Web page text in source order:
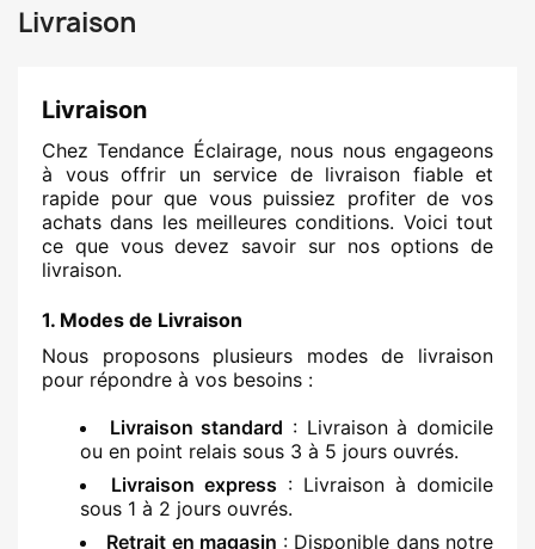
Livraison
Livraison
Chez Tendance Éclairage, nous nous engageons
à vous offrir un service de livraison fiable et
rapide pour que vous puissiez profiter de vos
achats dans les meilleures conditions. Voici tout
ce que vous devez savoir sur nos options de
livraison.
1. Modes de Livraison
Nous proposons plusieurs modes de livraison
pour répondre à vos besoins :
Livraison standard : Livraison à domicile
ou en point relais sous 3 à 5 jours ouvrés.
Livraison express : Livraison à domicile
sous 1 à 2 jours ouvrés.
Retrait en magasin : Disponible dans notre